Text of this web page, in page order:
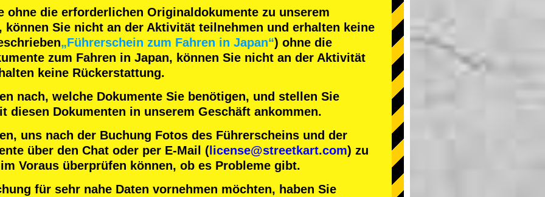
ohne die erforderlichen Originaldokumente zu unserem
können Sie nicht an der Aktivität teilnehmen und erhalten keine
„Führerschein zum Fahren in Japan“) ohne die
zum Fahren in Japan, können Sie nicht an der Aktivität
keine Rückerstattung.
nach, welche Dokumente Sie benötigen, und stellen Sie
diesen Dokumenten in unserem Geschäft ankommen.
uns nach der Buchung Fotos des Führerscheins und der
über den Chat oder per E-Mail ( license@streetkart.com) zu
Voraus überprüfen können, ob es Probleme gibt.
für sehr nahe Daten vornehmen möchten, haben Sie